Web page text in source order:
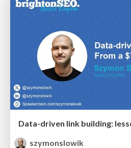
szymonslowik